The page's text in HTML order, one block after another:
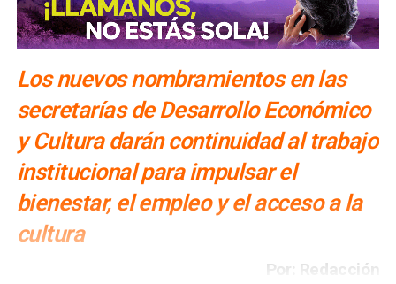
Los nuevos nombramientos en las
secretarías de Desarrollo Económico
y Cultura darán continuidad al trabajo
institucional para impulsar el
bienestar, el empleo y el acceso a la
cultura
Por: Redacción